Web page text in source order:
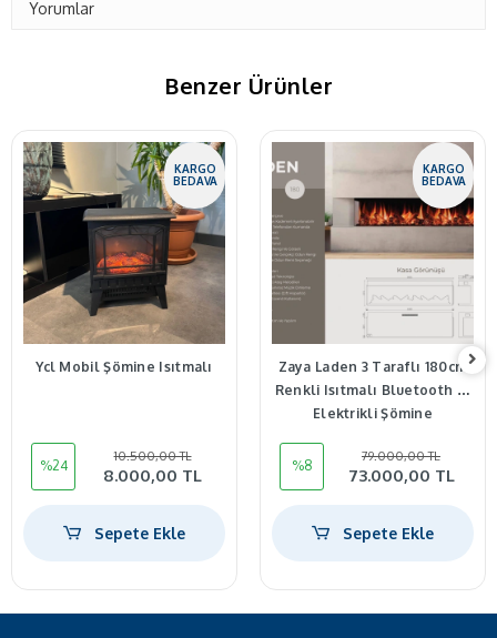
Yorumlar
Benzer Ürünler
Ycl Mobil Şömine Isıtmalı
%24
10.500,00 TL
8.000,00 TL
KARGO
BEDAVA
Sepete Ekle
Zaya Laden 3 Taraflı 180cm
Renkli Isıtmalı Bluetooth lu
Elektrikli Şömine
%8
79.000,00 TL
73.000,00 TL
KARGO
BEDAVA
Sepete Ekle